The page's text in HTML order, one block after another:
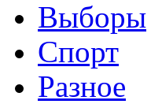
Выборы
Спорт
Разное